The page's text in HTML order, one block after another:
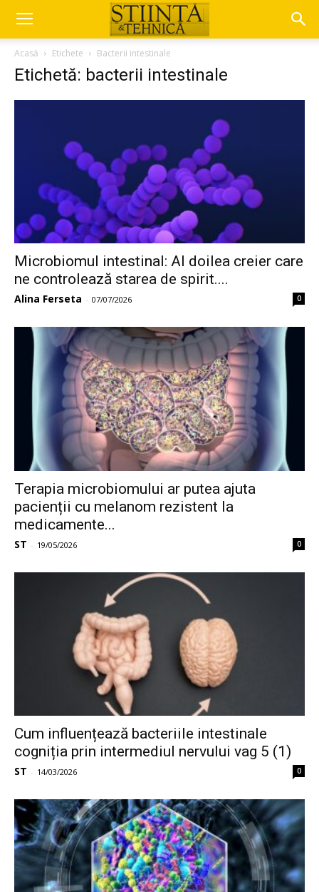
Acasă Etichete Bacterii intestinale
Etichetă: bacterii intestinale
Microbiomul intestinal: Al doilea creier care
ne controlează starea de spirit....
Alina Ferseta - 07/07/2026 0
Terapia microbiomului ar putea ajuta
pacienții cu melanom rezistent la
medicamente...
ST - 19/05/2026 0
Cum influențează bacteriile intestinale
cogniția prin intermediul nervului vag 5 (1)
ST - 14/03/2026 0